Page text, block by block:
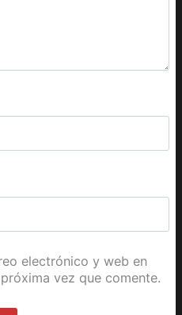
electrónico y web en
vez que comente.